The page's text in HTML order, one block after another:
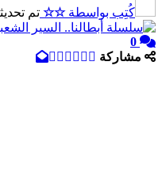
كُتِب بواسطة☆☆ تم
0
مشاركة